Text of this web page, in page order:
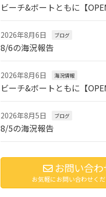
ビーチ&ボートともに【
2026年8月6日 ブログ
8/6の海況報告
2026年8月6日 海況情報
ビーチ&ボートともに【
2026年8月5日 ブログ
8/5の海況報告
お問い合わ
お気軽にお問い合わせくだ